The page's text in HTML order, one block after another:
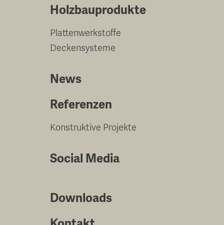
Holzbauprodukte
Plattenwerkstoffe
Deckensysteme
News
Referenzen
Konstruktive Projekte
Social Media
Downloads